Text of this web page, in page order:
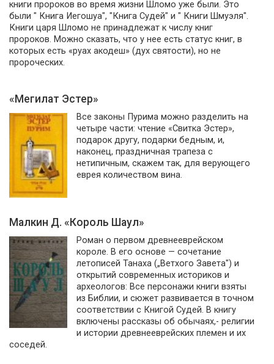
книги пророков во время жизни Шломо уже были. Это
были " Книга Иегошуа", "Книга Судей" и " Книги Шмуэля".
Книги царя Шломо не принадлежат к числу книг
пророков. Можно сказать, что у нее есть статус книг, в
которых есть «руах акодеш» (дух святости), но не
пророческих.
«Мегилат Эстер»
Все законы Пурима можно разделить на
четыре части: чтение «Свитка Эстер»,
подарок другу, подарки бедным, и,
наконец, праздничная трапеза с
нетипичным, скажем так, для верующего
еврея количеством вина.
Малкин Д. «Король Шаул»
Роман о первом древнееврейском
короле. В его основе — сочетание
летописей Танаха („Ветхого Завета") и
открытий cовременных историков и
археологов: Все персонажи книги взяты
из Библии, и сюжет развивается в точном
соответствии с Книгой Судей. В книгу
включены рассказы об обычаях,- религии
и истории древнееврейских племен и их
соседей.